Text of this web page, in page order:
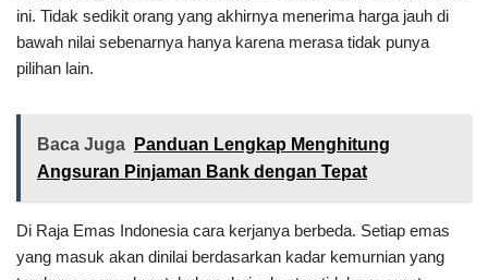
ini. Tidak sedikit orang yang akhirnya menerima harga jauh di
bawah nilai sebenarnya hanya karena merasa tidak punya
pilihan lain.
Baca Juga
Panduan Lengkap Menghitung
Angsuran Pinjaman Bank dengan Tepat
Di Raja Emas Indonesia cara kerjanya berbeda. Setiap emas
yang masuk akan dinilai berdasarkan kadar kemurnian yang